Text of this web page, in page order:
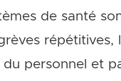
de santé
répétitives,
personnel et